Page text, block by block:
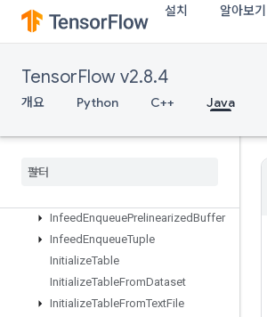
설치 알아보기
TensorFlow v2.8.4
개요 Python C++ Java
Identity
IdentityN
IgnoreErrorsDataset
ImageProjectiveTransformV3
InfeedEnqueuePrelinearizedBuffer
InfeedEnqueueTuple
InitializeTable
InitializeTableFromDataset
InitializeTableFromTextFile